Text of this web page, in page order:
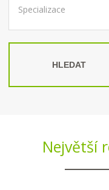
HLEDAT
Největší